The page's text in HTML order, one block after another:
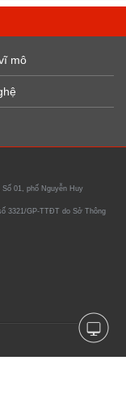
mô
01, phố Nguyễn Huy
3321/GP-TTĐT do Sở Thông